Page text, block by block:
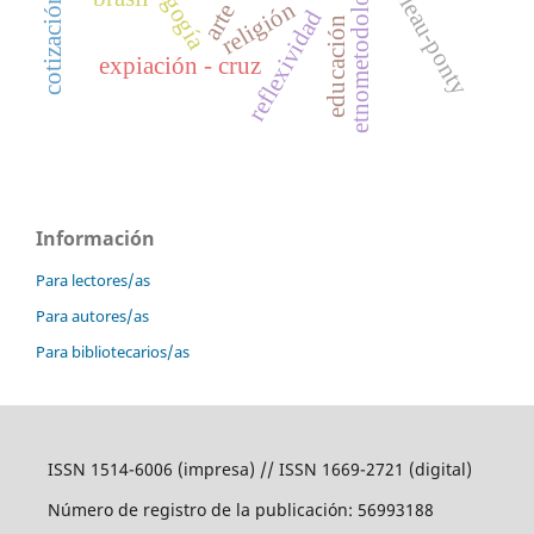
educaciónetnometodología
reflexividad
expiación - cruz
religión
arte
Información
Para lectores/as
Para autores/as
Para bibliotecarios/as
ISSN 1514-6006 (impresa) // ISSN 1669-2721 (digital)
Número de registro de la publicación: 56993188